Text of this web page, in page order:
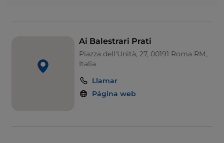
Ai Balestrari Prati
Piazza dell'Unità, 27, 00191 Roma RM,
Italia
Llamar
Página web